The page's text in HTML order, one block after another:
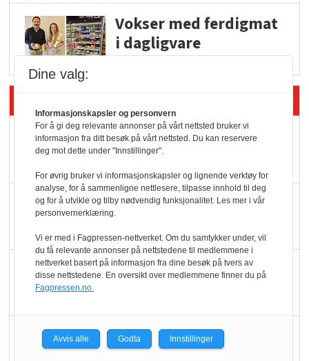
Vokser med ferdigmat
i dagligvare
Rema-flaggskip
dundrer videre
Slik opprettholdes
ølsalget
Færre varer, men fulle
KI lager mat i butikken
Dine valg:
Informasjonskapsler og personvern
For å gi deg relevante annonser på vårt nettsted bruker vi
informasjon fra ditt besøk på vårt nettsted. Du kan reservere
deg mot dette under "Innstillinger".
For øvrig bruker vi informasjonskapsler og lignende verktøy for
analyse, for å sammenligne nettlesere, tilpasse innhold til deg
og for å utvikle og tilby nødvendig funksjonalitet. Les mer i vår
personvernerklæring.
Vi er med i Fagpressen-nettverket. Om du samtykker under, vil
du få relevante annonser på nettstedene til medlemmene i
nettverket basert på informasjon fra dine besøk på tvers av
disse nettstedene. En oversikt over medlemmene finner du på
Fagpressen.no.
Avvis alle Godta Innstillinger